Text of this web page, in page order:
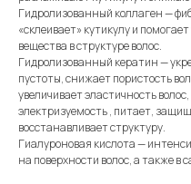
Гидролизованный коллаген —
«склеивает» кутикулу и
вещества в структуре волос.
Гидролизованный кератин —
пустоты, снижает пористость
увеличивает эластичность
электризуемость , питает,
восстанавливает структуру.
Гиалуроновая кислота —
на поверхности волос, а также в